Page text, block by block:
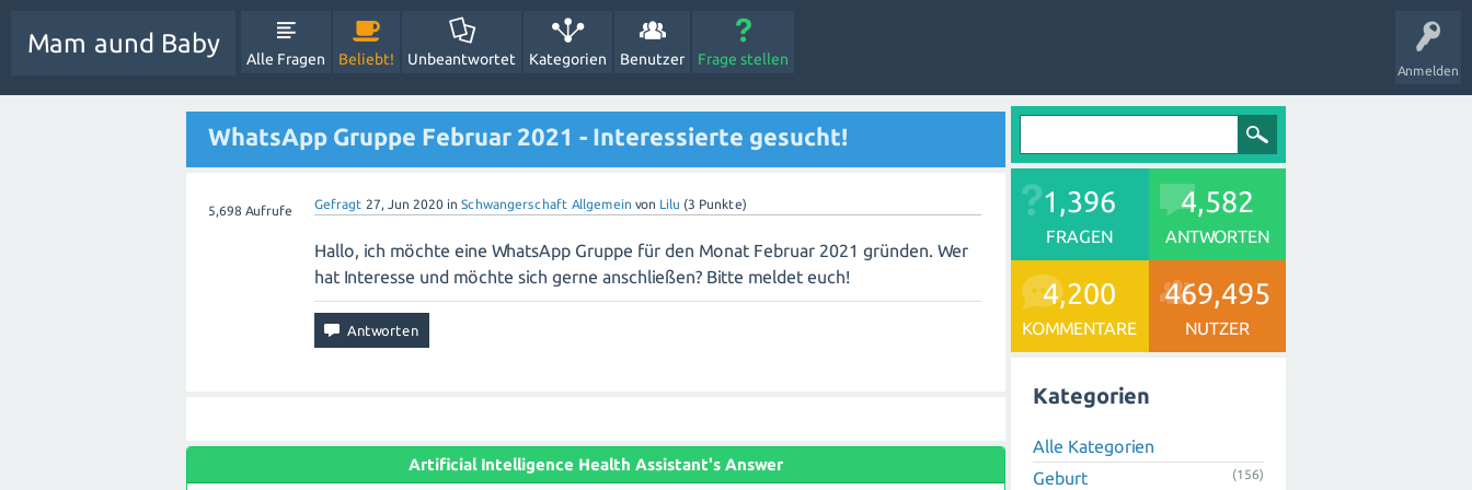
Anmelden
Mam aund Baby
Alle Fragen Beliebt! Unbeantwortet Kategorien Benutzer Frage stellen
WhatsApp Gruppe Februar 2021 - Interessierte gesucht!
5,698 Aufrufe Gefragt 27, Jun 2020 in Schwangerschaft Allgemein von Lilu (3 Punkte)
Hallo, ich möchte eine WhatsApp Gruppe für den Monat Februar 2021 gründen. Wer
hat Interesse und möchte sich gerne anschließen? Bitte meldet euch!
Artificial Intelligence Health Assistant's Answer
1,396
FRAGEN
4,582
ANTWORTEN
4,200
KOMMENTARE
469,495
NUTZER
Kategorien
Alle Kategorien
Geburt
(156)